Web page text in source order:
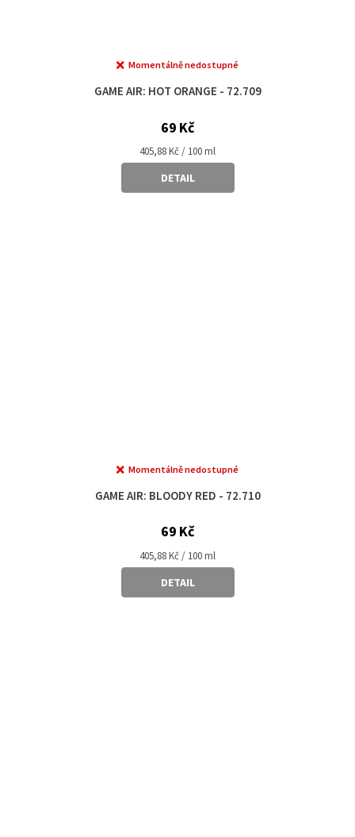
GAME AIR: HOT ORANGE - 72.709
Momentálně nedostupné
69 Kč
Měrná
cena:
405,88 Kč / 100 ml
DETAIL
GAME AIR: BLOODY RED - 72.710
Momentálně nedostupné
69 Kč
Měrná
cena:
405,88 Kč / 100 ml
DETAIL